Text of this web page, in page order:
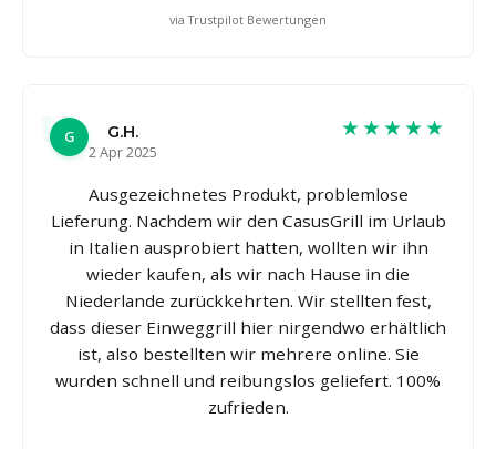
via Trustpilot Bewertungen
G
G.H.
2 Apr 2025
★★★★★
Ausgezeichnetes Produkt, problemlose
Lieferung. Nachdem wir den CasusGrill im Urlaub
in Italien ausprobiert hatten, wollten wir ihn
wieder kaufen, als wir nach Hause in die
Niederlande zurückkehrten. Wir stellten fest,
dass dieser Einweggrill hier nirgendwo erhältlich
ist, also bestellten wir mehrere online. Sie
wurden schnell und reibungslos geliefert. 100%
zufrieden.